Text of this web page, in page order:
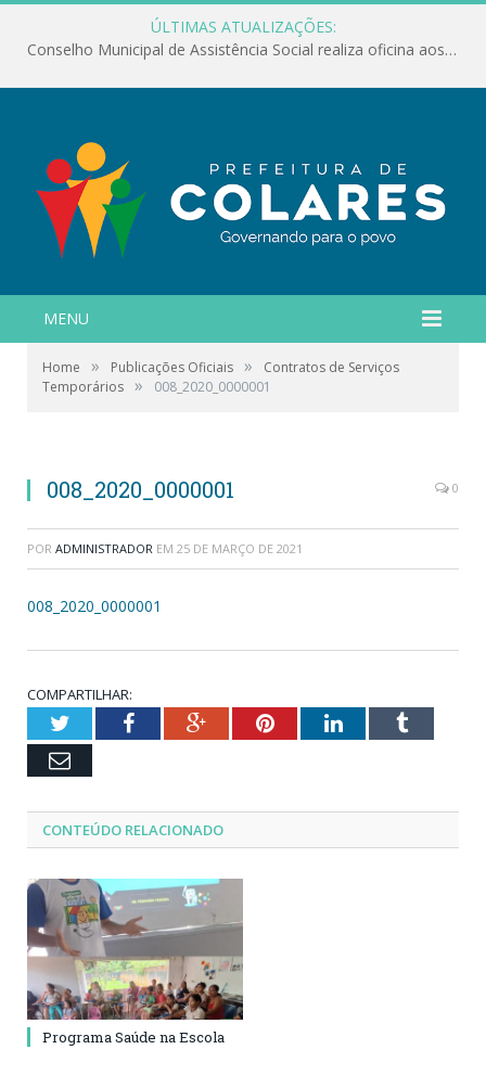
ÚLTIMAS ATUALIZAÇÕES:
Conselho Municipal de Assistência Social realiza oficina aos servidores
MENU
Home » Publicações Oficiais »
Contratos de Serviços
Temporários » 008_2020_0000001
008_2020_0000001 0
POR ADMINISTRADOR EM 25 DE MARÇO DE 2021
008_2020_0000001
COMPARTILHAR:
TwitterFacebookGoogle+PinterestLinkedInTumblr
Email
CONTEÚDO RELACIONADO
Programa Saúde na Escola